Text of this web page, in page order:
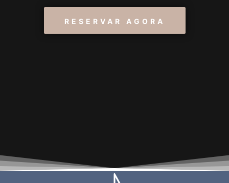
RESERVAR AGORA